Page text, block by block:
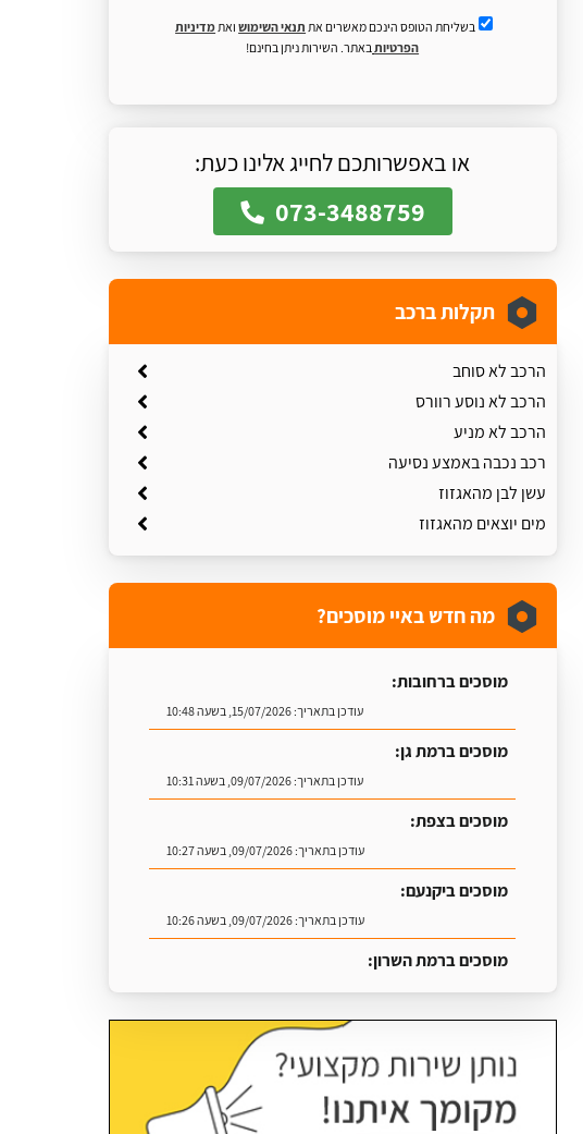
בשליחת הטופס הינכם מאשרים את תנאי השימושואתמדיניות
הפרטיותבאתר. השירות ניתן בחינם!
או באפשרותכם לחייג אלינו כעת:
073-3488759
תקלות ברכב
הרכב לא סוחב
הרכב לא נוסע רוורס
הרכב לא מניע
רכב נכבה באמצע נסיעה
עשן לבן מהאגזוז
מים יוצאים מהאגזוז
מה חדש באיי מוסכים?
מוסכים ברחובות:
עודכן בתאריך:15/07/2026, בשעה 10:48
מוסכים ברמת גן:
עודכן בתאריך:09/07/2026, בשעה 10:31
מוסכים בצפת:
עודכן בתאריך:09/07/2026, בשעה 10:27
מוסכים ביקנעם:
עודכן בתאריך:09/07/2026, בשעה 10:26
מוסכים ברמת השרון:
עודכן בתאריך:16/07/2026, בשעה 09:07